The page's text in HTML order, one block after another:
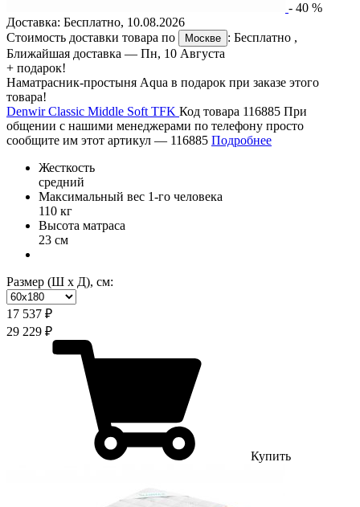
- 40 %
Доставка: Бесплатно, 10.08.2026
Стоимость доставки товара по
Москве : Бесплатно ,
Ближайшая доставка — Пн, 10 Августа
+ подарок!
Наматрасник-простыня Aqua в подарок при заказе этого
товара!
Denwir Classic Middle Soft TFK Код товара 116885 При
общении с нашими менеджерами по телефону просто
сообщите им этот артикул — 116885 Подробнее
Жесткость
средний
Максимальный вес 1-го человека
110 кг
Высота матраса
23 см
Размер (Ш х Д), см:
17 537 ₽
29 229 ₽
Купить